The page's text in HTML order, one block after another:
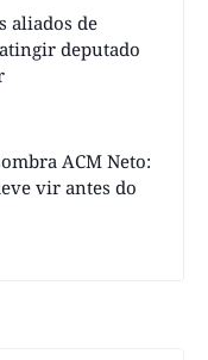
aliados de
deputado
ACM Neto:
vir antes do